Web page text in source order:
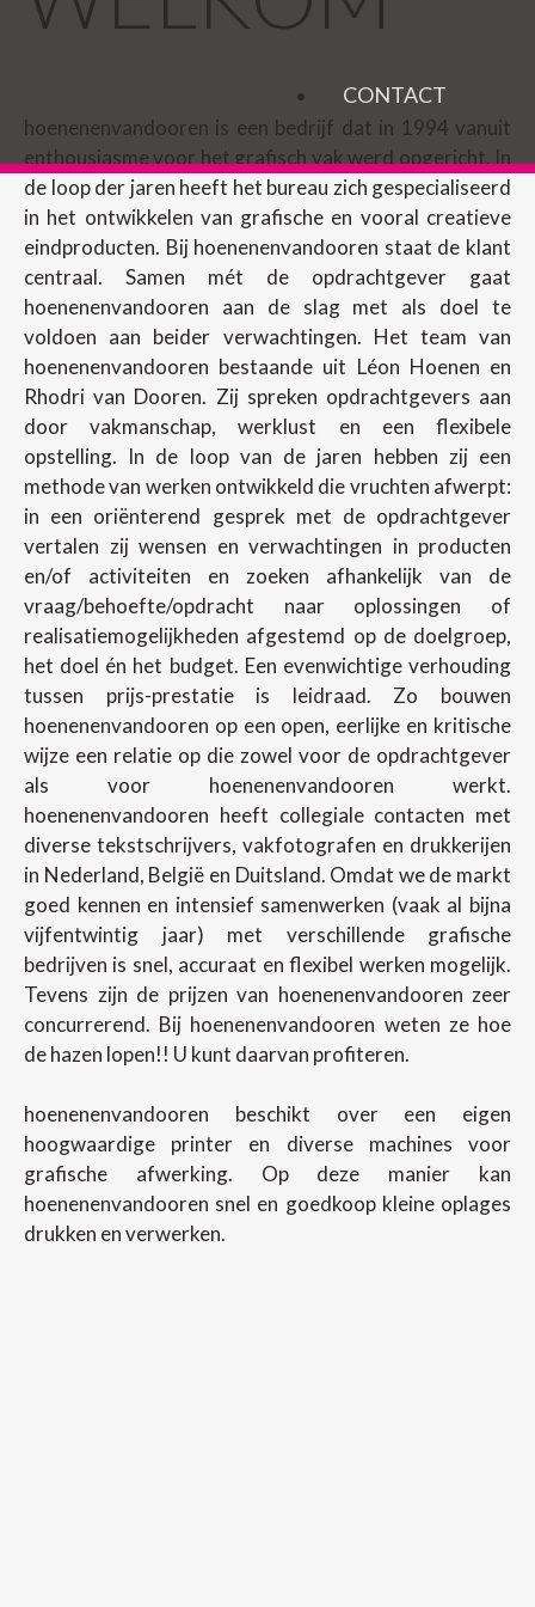
CONTACT
hoenenenvandooren is een bedrijf dat in 1994 vanuit
enthousiasme voor het grafisch vak werd opgericht. In
de loop der jaren heeft het bureau zich gespecialiseerd
in het ontwikkelen van grafische en vooral creatieve
eindproducten. Bij hoenenenvandooren staat de klant
centraal. Samen mét de opdrachtgever gaat
hoenenenvandooren aan de slag met als doel te
voldoen aan beider verwachtingen. Het team van
hoenenenvandooren bestaande uit Léon Hoenen en
Rhodri van Dooren. Zij spreken opdrachtgevers aan
door vakmanschap, werklust en een flexibele
opstelling. In de loop van de jaren hebben zij een
methode van werken ontwikkeld die vruchten afwerpt:
in een oriënterend gesprek met de opdrachtgever
vertalen zij wensen en verwachtingen in producten
en/of activiteiten en zoeken afhankelijk van de
vraag/behoefte/opdracht naar oplossingen of
realisatiemogelijkheden afgestemd op de doelgroep,
het doel én het budget. Een evenwichtige verhouding
tussen prijs-prestatie is leidraad. Zo bouwen
hoenenenvandooren op een open, eerlijke en kritische
wijze een relatie op die zowel voor de opdrachtgever
als voor hoenenenvandooren werkt.
hoenenenvandooren heeft collegiale contacten met
diverse tekstschrijvers, vakfotografen en drukkerijen
in Nederland, België en Duitsland. Omdat we de markt
goed kennen en intensief samenwerken (vaak al bijna
vijfentwintig jaar) met verschillende grafische
bedrijven is snel, accuraat en flexibel werken mogelijk.
Tevens zijn de prijzen van hoenenenvandooren zeer
concurrerend. Bij hoenenenvandooren weten ze hoe
de hazen lopen!! U kunt daarvan profiteren.
hoenenenvandooren beschikt over een eigen
hoogwaardige printer en diverse machines voor
grafische afwerking. Op deze manier kan
hoenenenvandooren snel en goedkoop kleine oplages
drukken en verwerken.